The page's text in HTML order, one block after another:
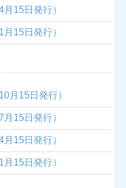
15日発行）
15日発行）
月15日発行）
15日発行）
15日発行）
15日発行）